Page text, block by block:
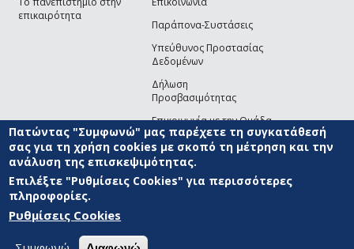
επικαιρότητα
Παράπονα-Συστάσεις
Υπεύθυνος Προστασίας
Δεδομένων
Δήλωση
Προσβασιμότητας
Επικοινωνία με την Ομάδα
Ανάπτυξης του site(link sends e-mail)
© ΠΑΝΕΠΙΣΤΗΜΙΟ ΑΙΓΑΙΟΥ ΟΡΟΙ ΧΡΗΣΗΣ
ΑΝΑΠΤΥΞΗΣ
Πατώντας "Συμφωνώ" μας παρέχετε τη συγκατάθεσή
σας για τη χρήση cookies με σκοπό τη μέτρηση και την
ανάλυση της επισκεψιμότητας.
Επιλέξτε "Ρυθμίσεις Cookies" για περισσότερες
πληροφορίες.
Ρυθμίσεις Cookies